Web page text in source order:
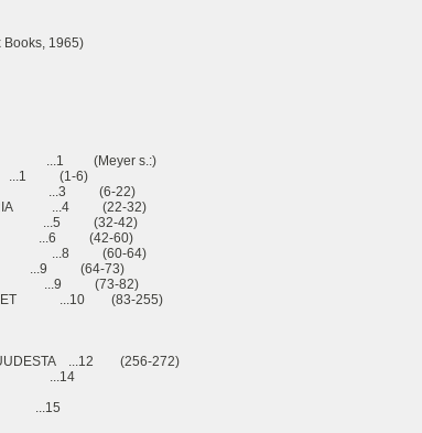
Books, 1965)
...1 (Meyer s.:)
(1-6)
...3 (6-22)
...4 (22-32)
...5 (32-42)
...6 (42-60)
...8 (60-64)
...9 (64-73)
...9 (73-82)
...10 (83-255)
...12 (256-272)
...14
...15